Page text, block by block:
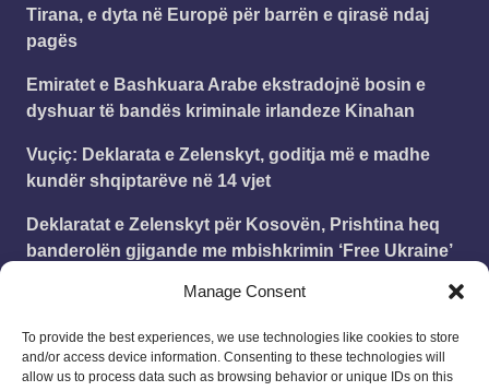
Manage Consent
To provide the best experiences, we use technologies like cookies to store
and/or access device information. Consenting to these technologies will
allow us to process data such as browsing behavior or unique IDs on this
Tirana, e dyta në Europë për barrën e qirasë ndaj
pagës
Emiratet e Bashkuara Arabe ekstradojnë bosin e
dyshuar të bandës kriminale irlandeze Kinahan
Vuçiç: Deklarata e Zelenskyt, goditja më e madhe
kundër shqiptarëve në 14 vjet
Deklaratat e Zelenskyt për Kosovën, Prishtina heq
banderolën gjigande me mbishkrimin ‘Free Ukraine’
​Liverpooli siguron Araujon në huazim nga Barcelona
Leonard onPublikohet struktura e vitit shkollor
2025 – 2026